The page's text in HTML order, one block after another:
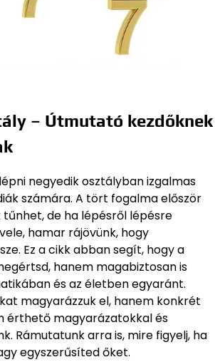
– Útmutató kezdőknek
negyedik osztályban izgalmas
számára. A tört fogalma először
de ha lépésről lépésre
hamar rájövünk, hogy
Ez a cikk abban segít, hogy a
hanem magabiztosan is
és az életben egyaránt.
magyarázzuk el, hanem konkrét
érthető magyarázatokkal és
Rámutatunk arra is, mire figyelj, ha
egyszerűsíted őket.